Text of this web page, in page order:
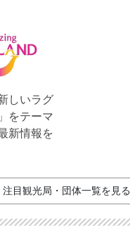
しいラグ
をテーマ
新情報を
注目観光局・団体一覧を見る